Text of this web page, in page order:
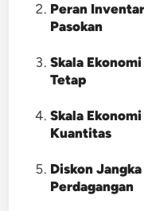
Peran
Pasokan
Skala
Tetap
Skala
Kuantitas
Diskon
Perdagangan